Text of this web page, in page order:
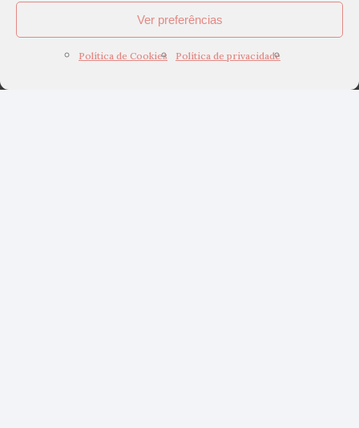
Ver preferências
Política de Cookies Política de privacidade